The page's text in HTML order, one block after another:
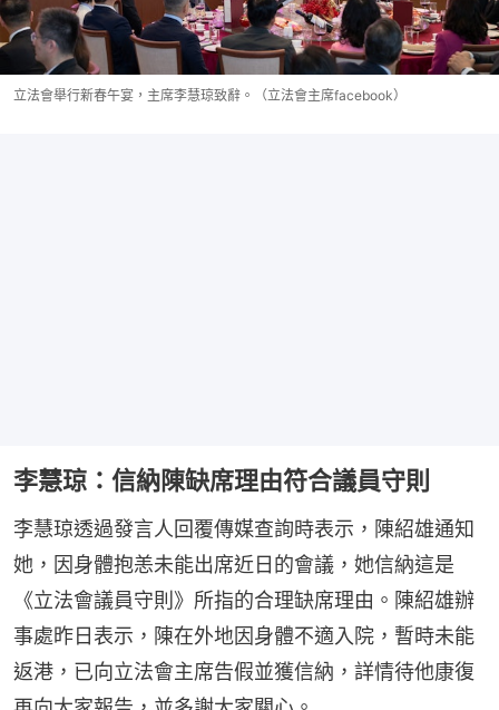
立法會舉行新春午宴，主席李慧琼致辭。（立法會主席facebook）
李慧琼：信納陳缺席理由符合議員守則
李慧琼透過發言人回覆傳媒查詢時表示，陳紹雄通知
她，因身體抱恙未能出席近日的會議，她信納這是
《立法會議員守則》所指的合理缺席理由。陳紹雄辦
事處昨日表示，陳在外地因身體不適入院，暫時未能
返港，已向立法會主席告假並獲信納，詳情待他康復